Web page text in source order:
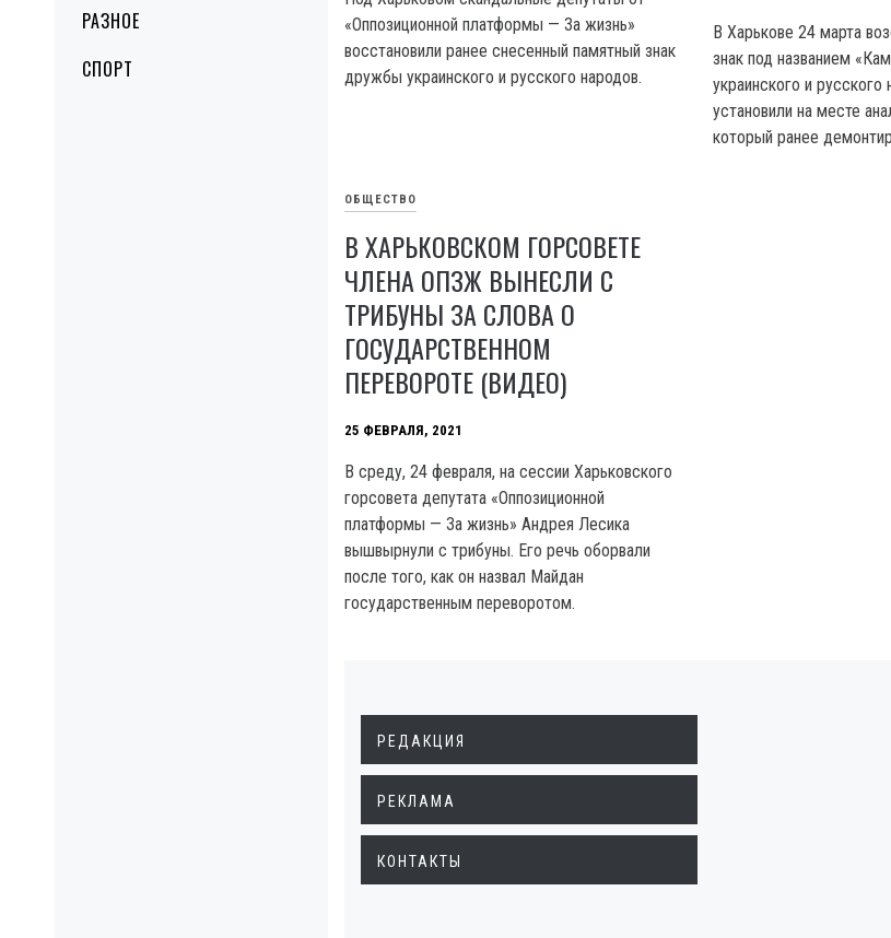
РАЗНОЕ
СПОРТ
«Оппозиционной платформы — За жизнь»
восстановили ранее снесенный памятный знак
дружбы украинского и русского народов.
В Харькове 24 марта
знак под названием
украинского и русского
установили на месте
который ранее
ОБЩЕСТВО
В ХАРЬКОВСКОМ ГОРСОВЕТЕ
ЧЛЕНА ОПЗЖ ВЫНЕСЛИ С
ТРИБУНЫ ЗА СЛОВА О
ГОСУДАРСТВЕННОМ
ПЕРЕВОРОТЕ (ВИДЕО)
25 ФЕВРАЛЯ, 2021
В среду, 24 февраля, на сессии Харьковского
горсовета депутата «Оппозиционной
платформы — За жизнь» Андрея Лесика
вышвырнули с трибуны. Его речь оборвали
после того, как он назвал Майдан
государственным переворотом.
РЕДАКЦИЯ
РЕКЛАМА
КОНТАКТЫ